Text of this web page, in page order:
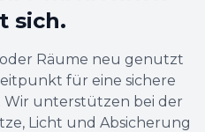
sich.
Räume neu genutzt
für eine sichere
Wir unterstützen bei der
Licht und Absicherung